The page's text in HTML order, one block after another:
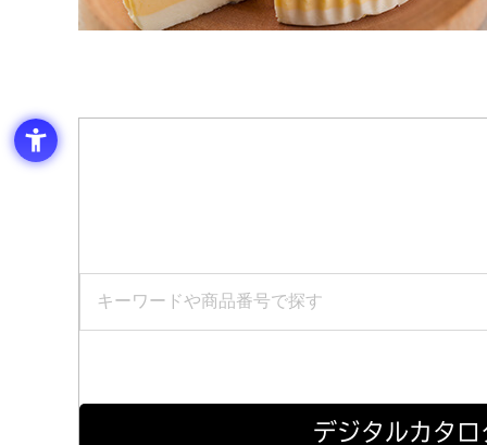
デジタルカタ